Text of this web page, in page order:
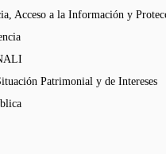
Acceso a la Información y
Patrimonial y de Intereses